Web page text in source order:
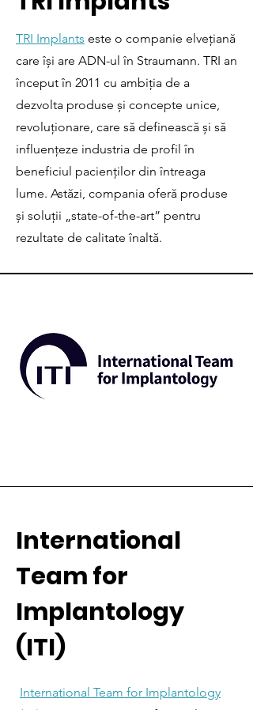
TRI Implants este o companie elvețiană
care își are ADN-ul în Straumann. TRI an
început în 2011 cu ambiția de a
dezvolta produse și concepte unice,
revoluționare, care să definească și să
influențeze industria de profil în
beneficiul pacienților din întreaga
lume. Astăzi, compania oferă produse
și soluții „state-of-the-art” pentru
rezultate de calitate înaltă.
International
Team for
Implantology
(ITI)
International Team for Implantology